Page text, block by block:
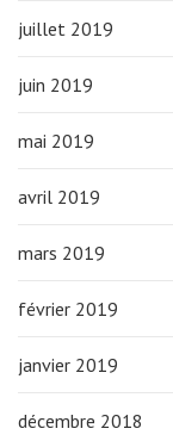
juillet 2019
juin 2019
mai 2019
avril 2019
mars 2019
février 2019
janvier 2019
décembre 2018